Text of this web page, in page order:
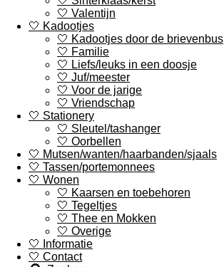
🤍 Valentijn
🤍 Kadootjes
🤍 Kadootjes door de brievenbus
🤍 Familie
🤍 Liefs/leuks in een doosje
🤍 Juf/meester
🤍 Voor de jarige
🤍 Vriendschap
🤍 Stationery
🤍 Sleutel/tashanger
🤍 Oorbellen
🤍 Mutsen/wanten/haarbanden/sjaals
🤍 Tassen/portemonnees
🤍 Wonen
🤍 Kaarsen en toebehoren
🤍 Tegeltjes
🤍 Thee en Mokken
🤍 Overige
🤍 Informatie
🤍 Contact